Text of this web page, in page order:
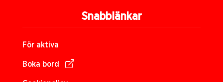
Snabblänkar
För aktiva
Boka bord